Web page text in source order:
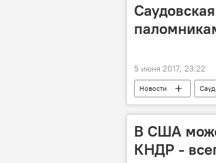
5 июня 2017, 23:22
Новости
Паломники
В США
КНДР -